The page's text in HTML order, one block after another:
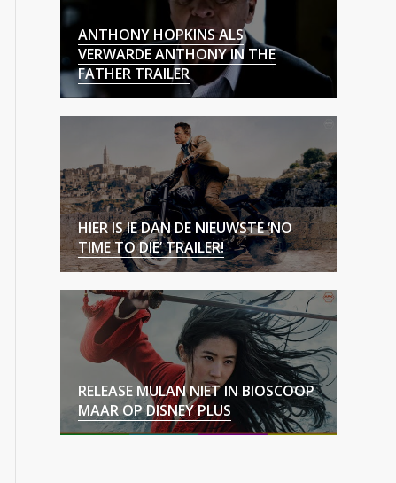
ANTHONY HOPKINS ALS
VERWARDE ANTHONY IN THE
FATHER TRAILER
HIER IS IE DAN DE NIEUWSTE ‘NO
TIME TO DIE’ TRAILER!
RELEASE MULAN NIET IN BIOSCOOP
MAAR OP DISNEY PLUS